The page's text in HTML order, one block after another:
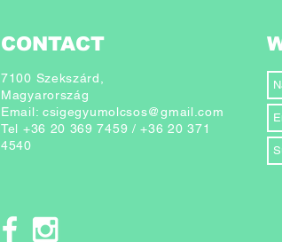
CONTACT
7100 Szekszárd,
Magyarország
Email: csigegyumolcsos@gmail.com
Tel +36 20 369 7459 / +36 20 371
4540